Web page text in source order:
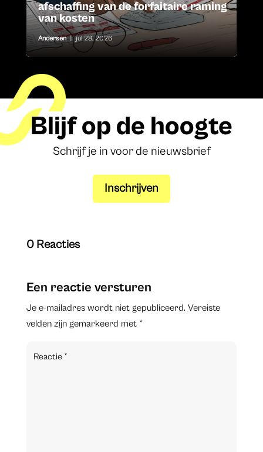
afschaffing van de forfaitaire raming
van kosten
Andersen | jul 28, 2026
Blijf op de hoogte
Schrijf je in voor de nieuwsbrief
Inschrijven
0 Reacties
Een reactie versturen
Je e-mailadres wordt niet gepubliceerd. Vereiste
velden zijn gemarkeerd met *